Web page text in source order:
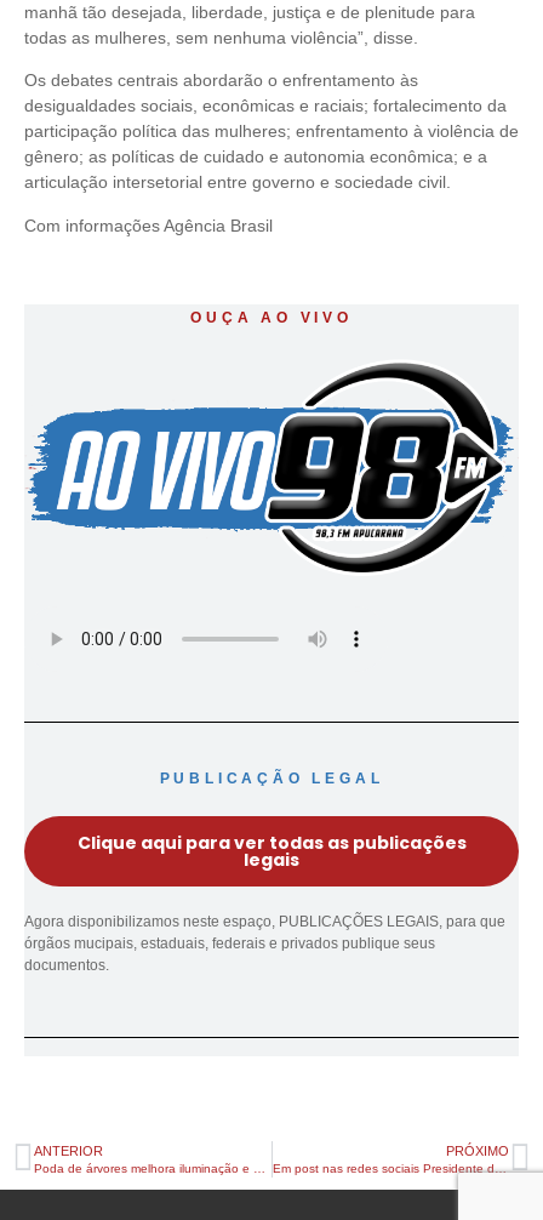
manhã tão desejada, liberdade, justiça e de plenitude para
todas as mulheres, sem nenhuma violência”, disse.
Os debates centrais abordarão o enfrentamento às
desigualdades sociais, econômicas e raciais; fortalecimento da
participação política das mulheres; enfrentamento à violência de
gênero; as políticas de cuidado e autonomia econômica; e a
articulação intersetorial entre governo e sociedade civil.
Com informações Agência Brasil
OUÇA AO VIVO
PUBLICAÇÃO LEGAL
Clique aqui para ver todas as publicações
legais
Agora disponibilizamos neste espaço, PUBLICAÇÕES LEGAIS, para que
órgãos mucipais, estaduais, federais e privados publique seus
documentos.
ANTERIOR PRÓXIMO
Em post nas redes sociais Presidente da Câmara de Apucarana promete processar a Sanepar – confira